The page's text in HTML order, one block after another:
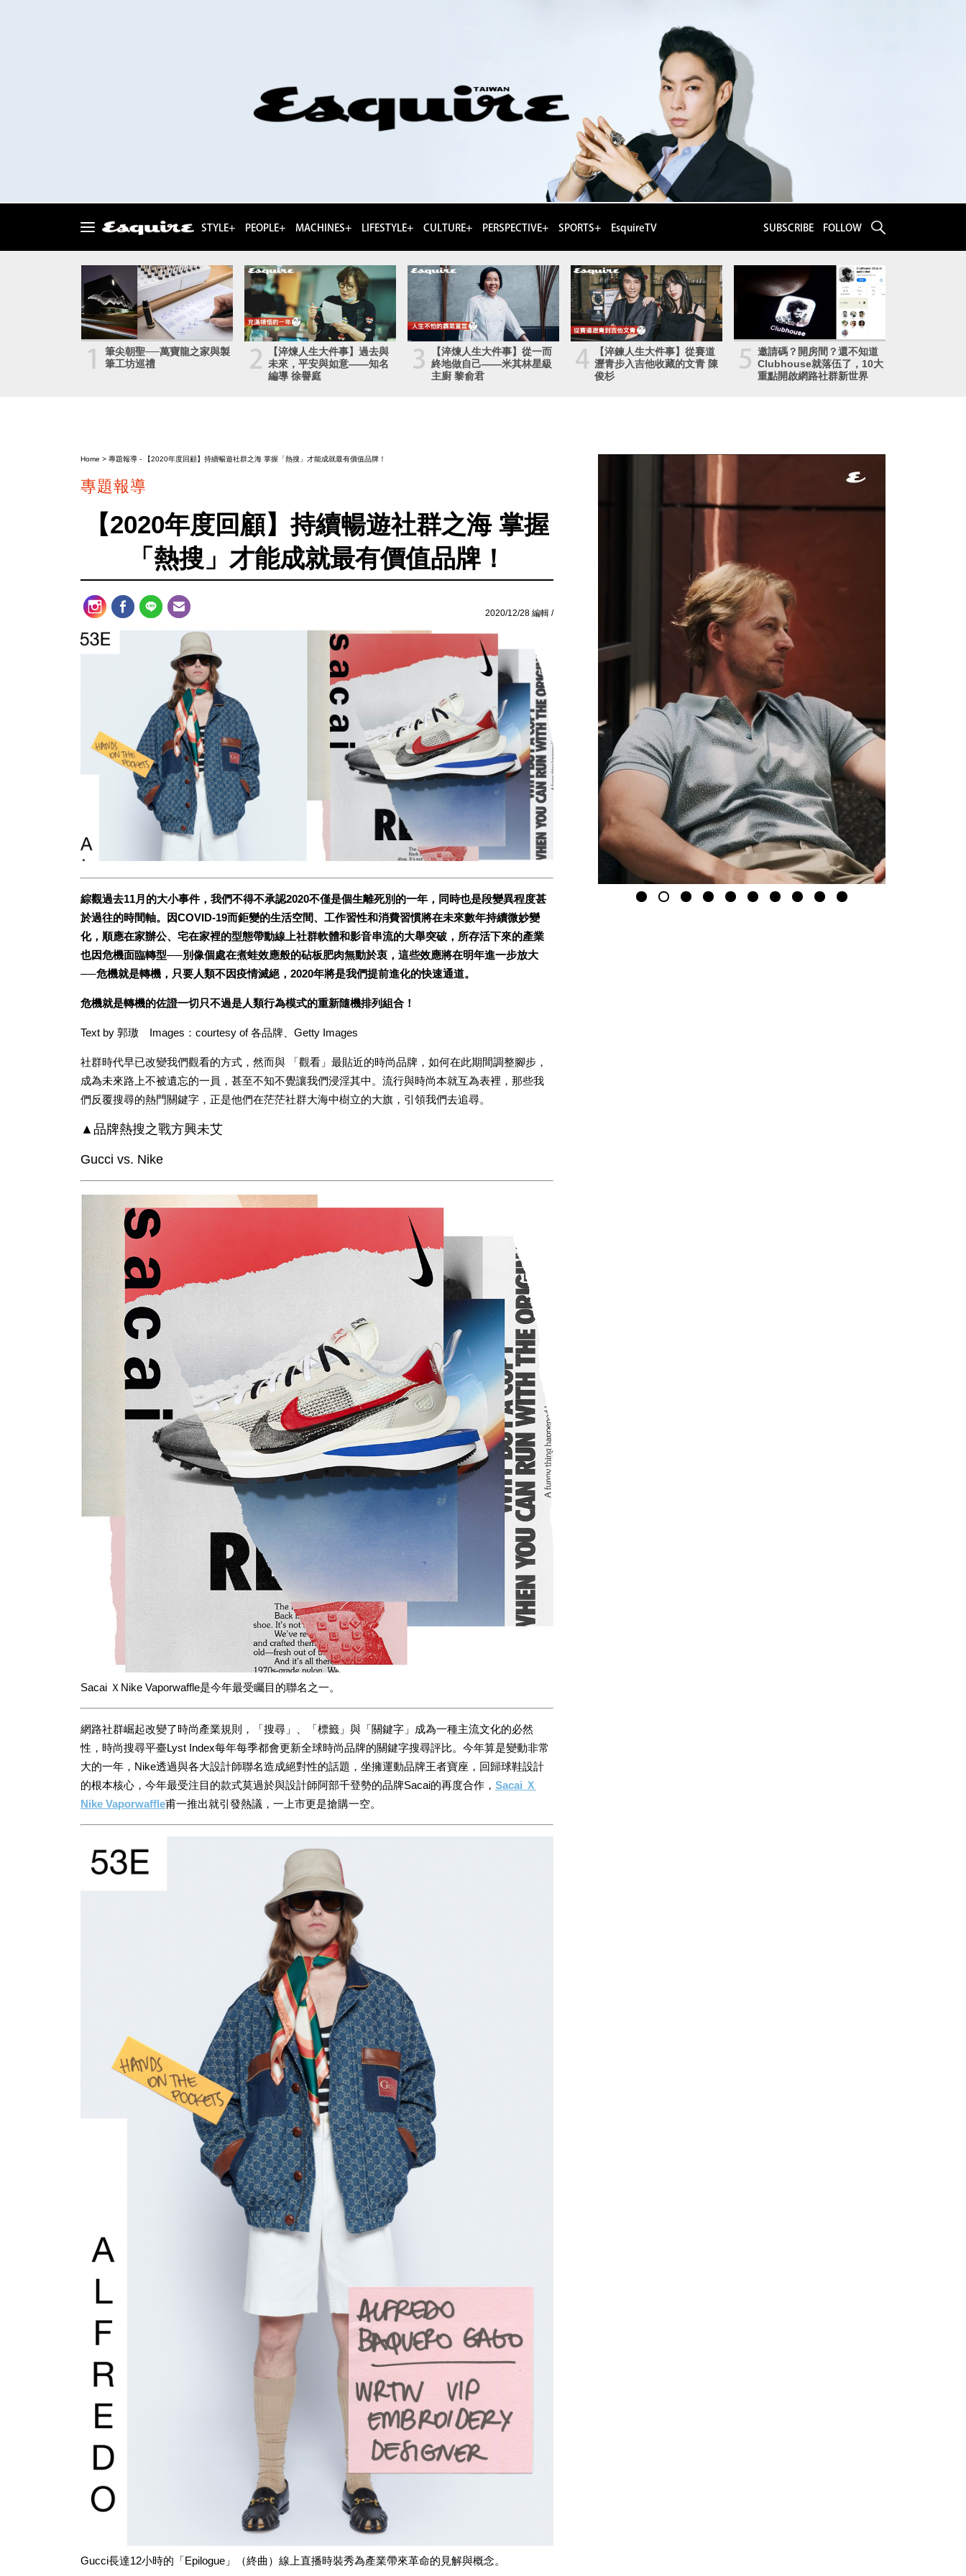
STYLE+ PEOPLE+ MACHINES+ LIFESTYLE+ CULTURE+ PERSPECTIVE+ SPORTS+ EsquireTV SUBSCRIBE FOLLOW
1
筆尖朝聖──萬寶龍之家與製
筆工坊巡禮
2
【淬煉人生大件事】過去與
未來，平安與如意——知名
編導 徐譽庭
3
【淬煉人生大件事】從一而
終地做自己——米其林星級
主廚 黎俞君
4
【淬鍊人生大件事】從賽道
瀝青步入吉他收藏的文青 陳
俊杉
5 邀請碼？開房間？還不知道
Clubhouse就落伍了，10大
重點開啟網路社群新世界
Home > 專題報導 - 【2020年度回顧】持續暢遊社群之海 掌握「熱搜」才能成就最有價值品牌！
專題報導
【2020年度回顧】持續暢遊社群之海 掌握
「熱搜」才能成就最有價值品牌！
2020/12/28 編輯 /
綜觀過去11月的大小事件，我們不得不承認2020不僅是個生離死別的一年，同時也是段變異程度甚
於過往的時間軸。因COVID-19而鉅變的生活空間、工作習性和消費習慣將在未來數年持續微妙變
化，順應在家辦公、宅在家裡的型態帶動線上社群軟體和影音串流的大舉突破，所存活下來的產業
也因危機面臨轉型──別像個處在煮蛙效應般的砧板肥肉無動於衷，這些效應將在明年進一步放大
──危機就是轉機，只要人類不因疫情滅絕， 2020年將是我們提前進化的快速通道。
危機就是轉機的佐證一切只不過是人類行為模式的重新隨機排列組合！
Text by 郭璈 Images：courtesy of 各品牌、Getty Images
社群時代早已改變我們觀看的方式，然而與 「觀看」最貼近的時尚品牌，如何在此期間調整腳步，
成為未來路上不被遺忘的一員，甚至不知不覺讓我們浸淫其中。流行與時尚本就互為表裡，那些我
們反覆搜尋的熱門關鍵字，正是他們在茫茫社群大海中樹立的大旗，引領我們去追尋。
▲品牌熱搜之戰方興未艾
Gucci vs. Nike
Sacai ＸNike Vaporwaffle是今年最受矚目的聯名之一。
網路社群崛起改變了時尚產業規則，「搜尋」、「標籤」與「關鍵字」成為一種主流文化的必然
性，時尚搜尋平臺Lyst Index每年每季都會更新全球時尚品牌的關鍵字搜尋評比。今年算是變動非常
大的一年，Nike透過與各大設計師聯名造成絕對性的話題，坐擁運動品牌王者寶座，回歸球鞋設計
的根本核心，今年最受注目的款式莫過於與設計師阿部千登勢的品牌Sacai的再度合作， Sacai Ｘ
Nike Vaporwaffle甫一推出就引發熱議，一上市更是搶購一空。
Gucci長達12小時的「Epilogue」（終曲）線上直播時裝秀為產業帶來革命的見解與概念。
2 10